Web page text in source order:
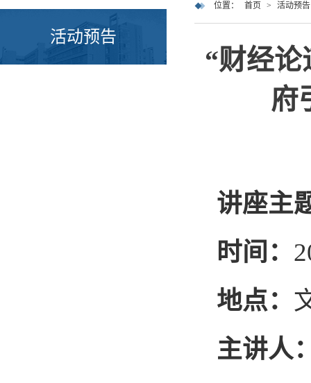
活动预告
位置： 首页 > 活动预告
“财经
府
讲座主
时间：
地点：
主讲人